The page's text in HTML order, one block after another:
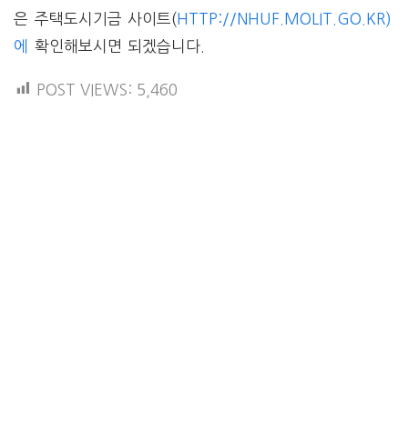
은 주택도시기금 사이트( HTTP://NHUF.MOLIT.GO.KR)
에
확인해보시면 되겠습니다.
POST VIEWS: 5,460